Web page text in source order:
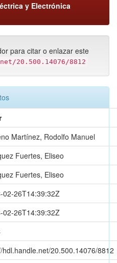
y Electrónica
para citar o enlazar este
20.500.14076/8812
Martínez, Rodolfo Manuel
Fuertes, Eliseo
Fuertes, Eliseo
02-26T14:39:32Z
02-26T14:39:32Z
hdl.handle.net/20.500.14076/8812